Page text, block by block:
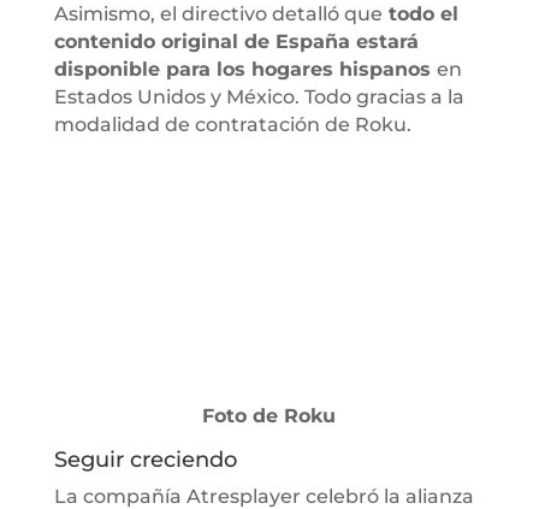
Asimismo, el directivo detalló que todo el
contenido original de España estará
disponible para los hogares hispanos en
Estados Unidos y México. Todo gracias a la
modalidad de contratación de Roku.
Foto de Roku
Seguir creciendo
La compañía Atresplayer celebró la alianza